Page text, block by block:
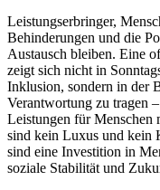
Leistungserbringer,
Behinderungen und die
Austausch bleiben. Eine
zeigt sich nicht in
Inklusion, sondern in der
Verantwortung zu tragen
Leistungen für Menschen
sind kein Luxus und kein
sind eine Investition in
soziale Stabilität und